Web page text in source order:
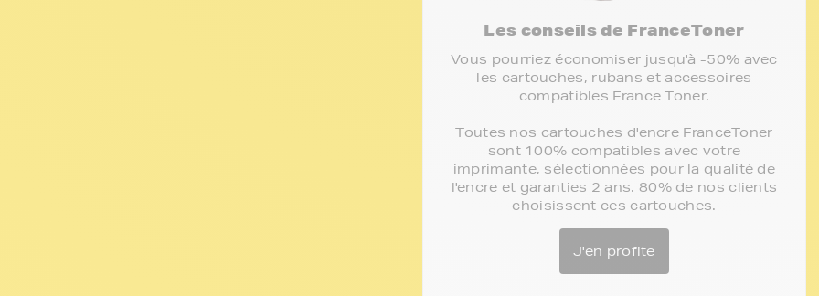
Les conseils de FranceToner
Vous pourriez économiser jusqu'à -50% avec
les cartouches, rubans et accessoires
compatibles France Toner.
Toutes nos cartouches d'encre FranceToner
sont 100% compatibles avec votre
imprimante, sélectionnées pour la qualité de
l'encre et garanties 2 ans. 80% de nos clients
choisissent ces cartouches.
J'en profite